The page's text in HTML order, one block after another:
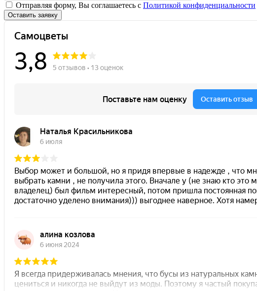
Отправляя форму, Вы соглашаетесь с Политикой конфиденциальности